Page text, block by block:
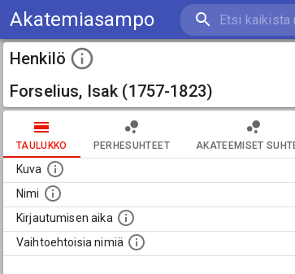
Akatemiasampo
Henkilö
Forselius, Isak (1757-1823)
TAULUKKO PERHESUHTEET AKATEEMISET
Kuva
Nimi
Kirjautumisen aika
Vaihtoehtoisia nimiä